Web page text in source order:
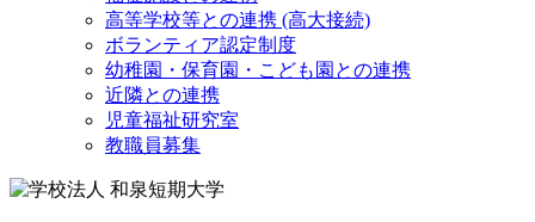
高等学校等との連携 (高大接続)
ボランティア認定制度
幼稚園・保育園・こども園との連携
近隣との連携
児童福祉研究室
教職員募集